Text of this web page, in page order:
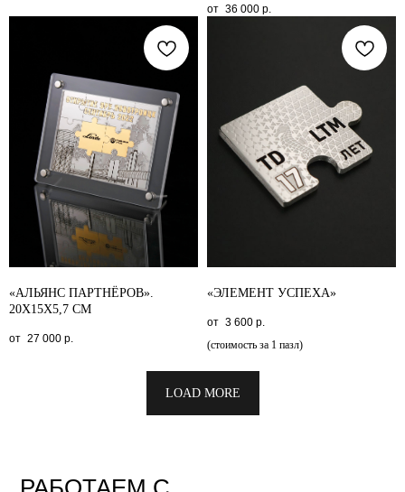
36 000 р.
«АЛЬЯНС ПАРТНЁРОВ».
20X15X5,7 СМ
27 000 р.
«ЭЛЕМЕНТ УСПЕХА»
3 600 р.
(стоимость за 1 пазл)
LOAD MORE